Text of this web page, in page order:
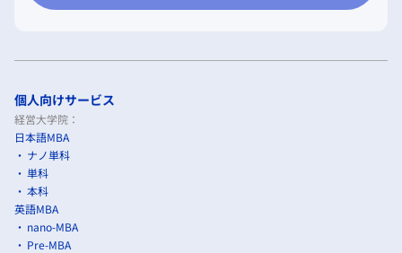
個人向けサービス
経営大学院：
日本語MBA
ナノ単科
単科
本科
英語MBA
nano-MBA
Pre-MBA